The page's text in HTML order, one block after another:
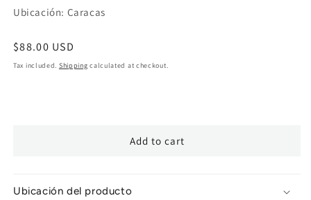
Ubicación: Caracas
Regular
price
$88.00 USD
Tax included. Shipping calculated at checkout.
Add to cart
Ubicación del producto